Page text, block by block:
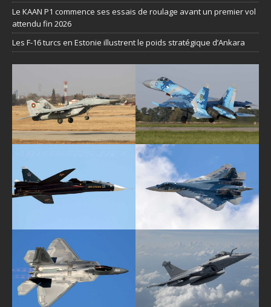
Le KAAN P1 commence ses essais de roulage avant un premier vol
attendu fin 2026
Les F-16 turcs en Estonie illustrent le poids stratégique d’Ankara